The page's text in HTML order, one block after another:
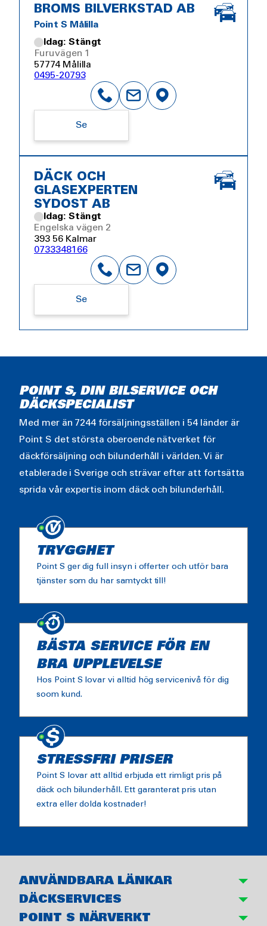
BROMS BILVERKSTAD AB
Point S Målilla
Idag: Stängt
Furuvägen 1
57774 Målilla
0495-20793
Se
DÄCK OCH
GLASEXPERTEN
SYDOST AB
Idag: Stängt
Engelska vägen 2
393 56 Kalmar
0733348166
Se
POINT S, DIN BILSERVICE OCH
DÄCKSPECIALIST
Med mer än 7244 försäljningsställen i 54 länder är
Point S det största oberoende nätverket för
däckförsäljning och bilunderhåll i världen. Vi är
etablerade i Sverige och strävar efter att fortsätta
sprida vår expertis inom däck och bilunderhåll.
TRYGGHET
Point S ger dig full insyn i offerter och utför bara
tjänster som du har samtyckt till!
BÄSTA SERVICE FÖR EN
BRA UPPLEVELSE
Hos Point S lovar vi alltid hög servicenivå för dig
soom kund.
STRESSFRI PRISER
Point S lovar att alltid erbjuda ett rimligt pris på
däck och bilunderhåll. Ett garanterat pris utan
extra eller dolda kostnader!
ANVÄNDBARA LÄNKAR
DÄCKSERVICES
POINT S NÄRVERKT